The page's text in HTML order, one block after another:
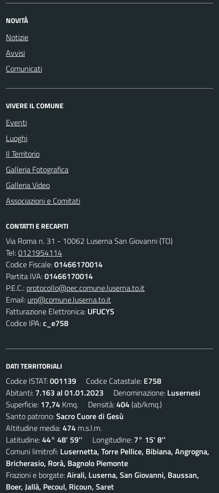
NOVITÀ
Notizie
Avvisi
Comunicati
VIVERE IL COMUNE
Eventi
Luoghi
Il Territorio
Galleria Fotografica
Galleria Video
Associazioni e Comitati
CONTATTI E RECAPITI
Via Roma n. 31 - 10062 Luserna San Giovanni (TO)
Tel:0121954114
Codice Fiscale:01466170014
Partita IVA:01466170014
P.E.C.: protocollo@pec.comune.luserna.to.it
Email: urp@comune.luserna.to.it
Fatturazione Elettronica: UFUCYS
Codice IPA:c_e758
DATI TERRITORIALI
Codice ISTAT:001139 Codice Catastale: E758
Abitanti: 7.163 al 01.01.2023 Denominazione: Lusernesi
Superficie: 17,74 Kmq. Densità:404(ab/kmq.)
Santo patrono:Sacro Cuore di Gesù
Altitudine media:474 m.s.l.m.
Latitudine:44° 48' 59'' Longitudine: 7° 15' 8''
Comuni limitrofi: Lusernetta, Torre Pellice, Bibiana, Angrogna,
Bricherasio, Rorà, Bagnolo Piemonte
Frazioni e borgate:Airali, Luserna, San Giovanni, Baussan,
Boer, Jallà, Pecoul, Ricoun, Saret